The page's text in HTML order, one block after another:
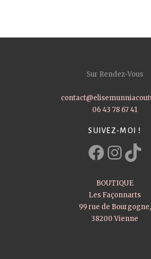
Sur Rendez-Vous
06 43 78 67 41
SUIVEZ-MOI !
Facebook InstagramTikTok
BOUTIQUE
Les Façonnarts
99 rue de Bourgogne,
38200 Vienne